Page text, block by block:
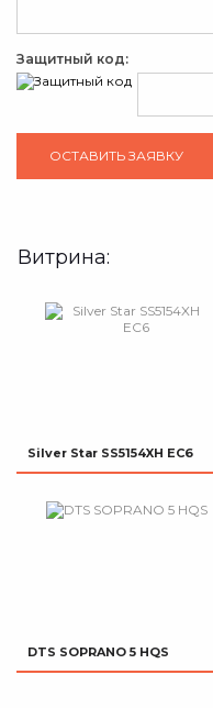
Защитный код:
Витрина:
Silver Star SS5154XH EC6
DTS SOPRANO 5 HQS